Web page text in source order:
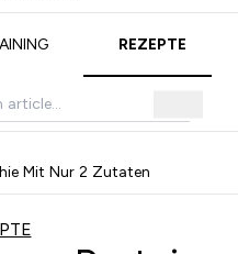
REZEPTE
Mit Nur 2 Zutaten